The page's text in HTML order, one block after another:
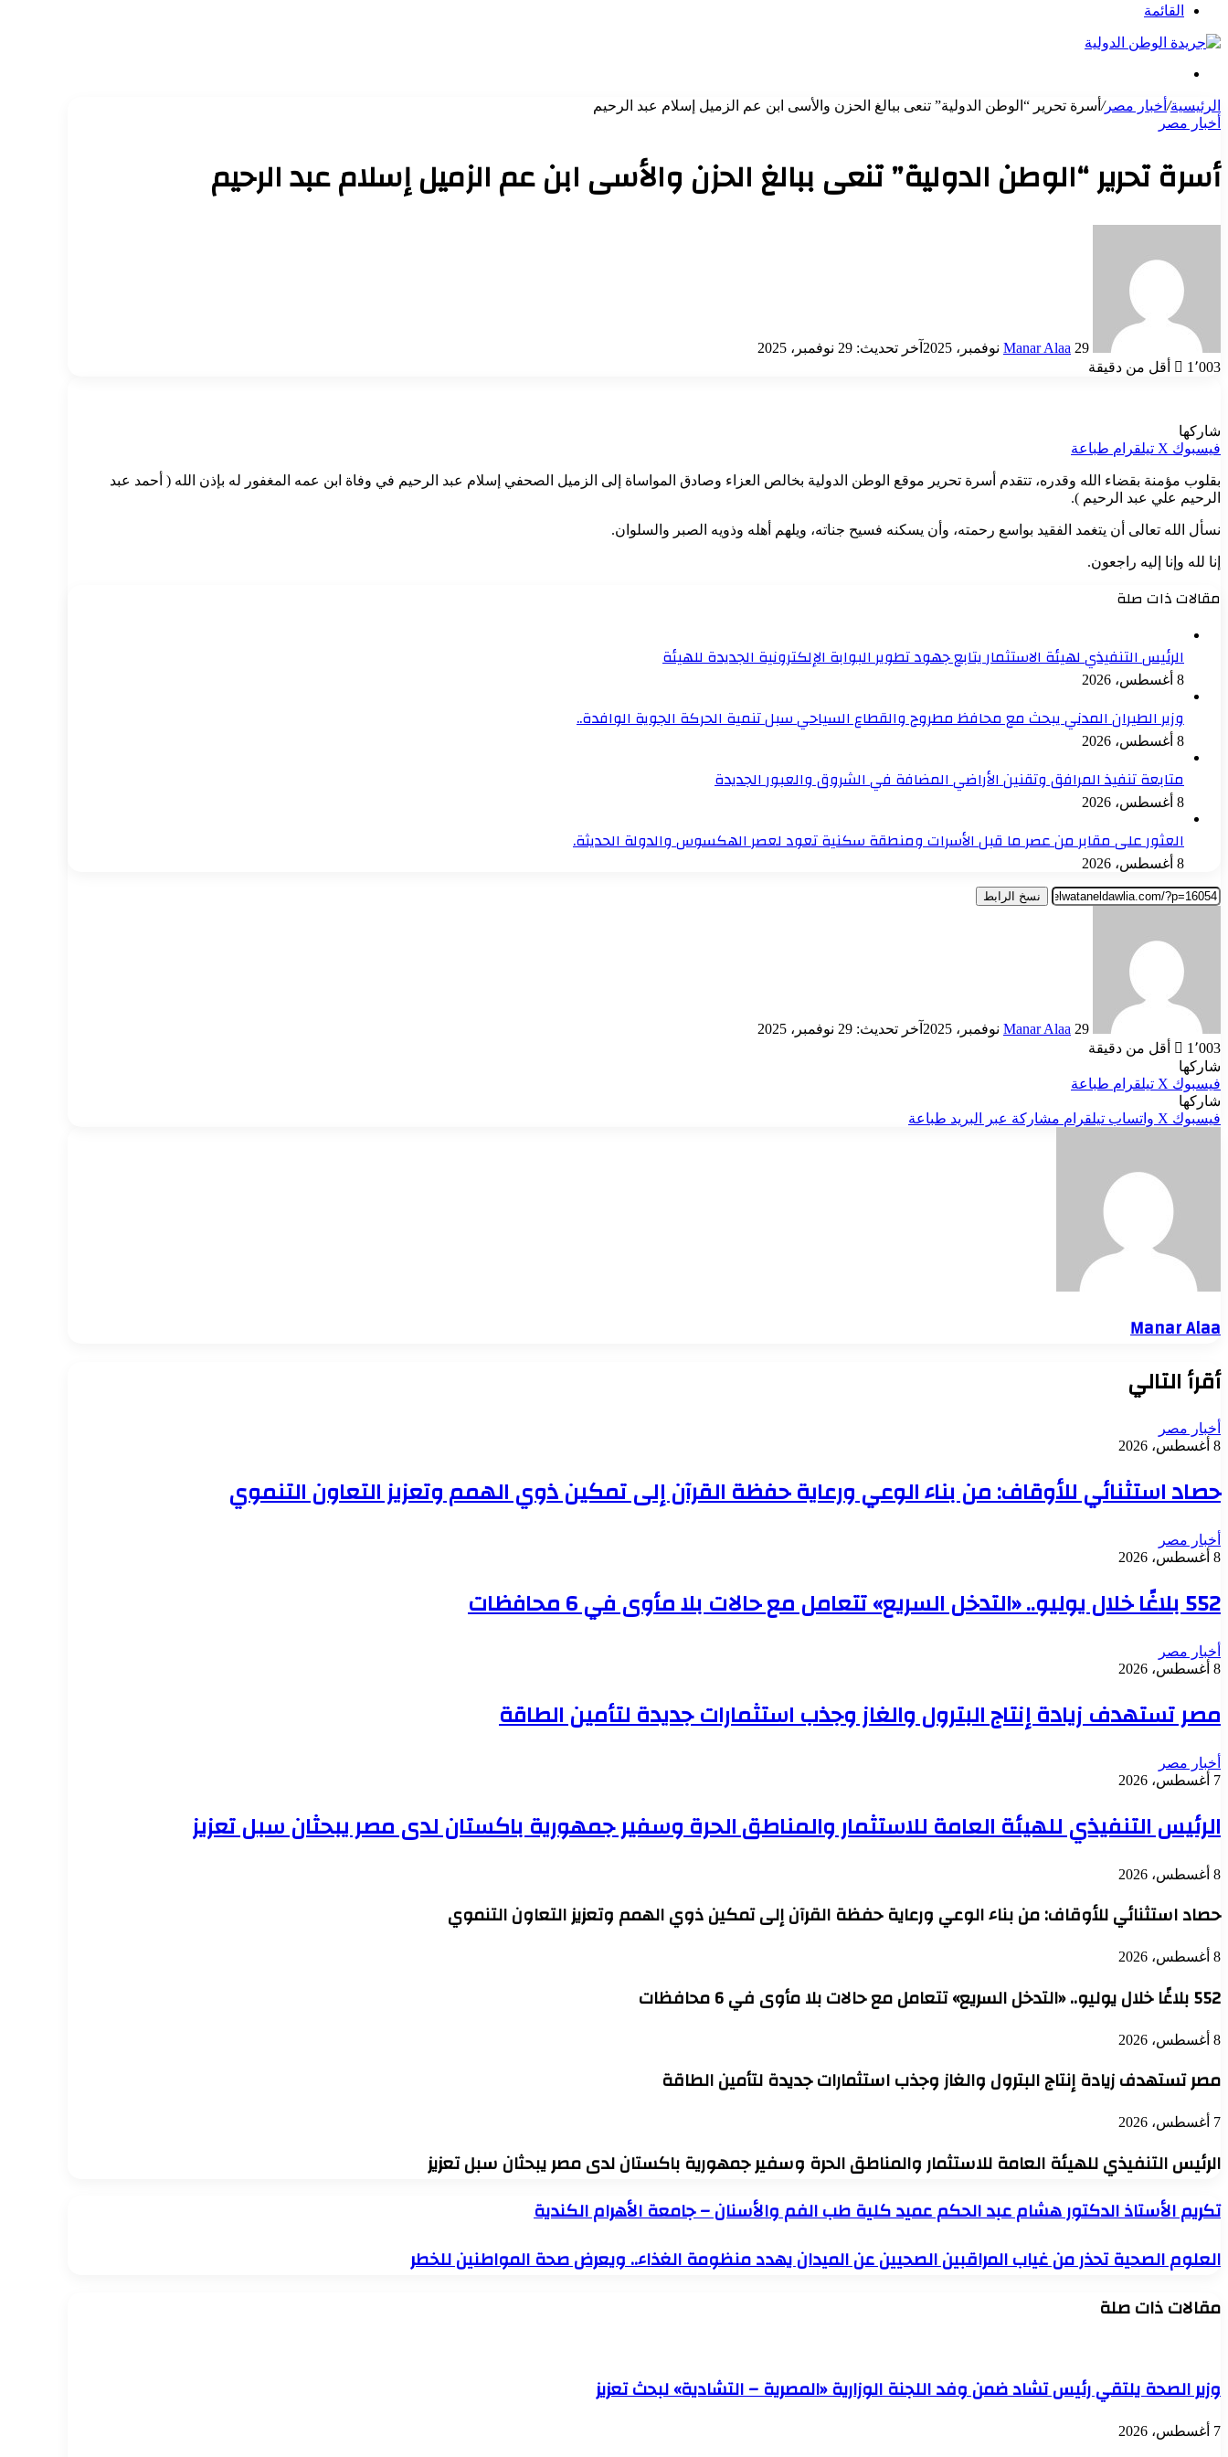
القائمة
الرئيسية/ أخبار مصر/ أسرة تحرير “الوطن الدولية” تنعى ببالغ الحزن والأسى ابن عم الزميل إسلام عبد الرحيم
أخبار مصر
أسرة تحرير “الوطن الدولية” تنعى ببالغ الحزن والأسى ابن عم الزميل إسلام عبد الرحيم
Manar Alaa 29 نوفمبر، 2025
آخر تحديث: 29 نوفمبر، 2025
1٬003
أقل من دقيقة
شاركها
فيسبوك ‫X تيلقرام طباعة
بقلوب مؤمنة بقضاء الله وقدره، تتقدم أسرة تحرير موقع الوطن الدولية بخالص العزاء وصادق المواساة إلى الزميل الصحفي إسلام عبد الرحيم في وفاة ابن عمه المغفور له بإذن الله ( أحمد عبد
الرحيم علي عبد الرحيم ).
نسأل الله تعالى أن يتغمد الفقيد بواسع رحمته، وأن يسكنه فسيح جناته، ويلهم أهله وذويه الصبر والسلوان.
إنا لله وإنا إليه راجعون.
مقالات ذات صلة
الرئيس التنفيذي لهيئة الاستثمار يتابع جهود تطوير البوابة الإلكترونية الجديدة للهيئة
8 أغسطس، 2026
وزير الطيران المدني يبحث مع محافظ مطروح والقطاع السياحي سبل تنمية الحركة الجوية الوافدة..
8 أغسطس، 2026
متابعة تنفيذ المرافق وتقنين الأراضي المضافة في الشروق والعبور الجديدة
8 أغسطس، 2026
العثور على مقابر من عصر ما قبل الأسرات ومنطقة سكنية تعود لعصر الهكسوس والدولة الحديثة.
8 أغسطس، 2026
نسخ الرابط
Manar Alaa 29 نوفمبر، 2025
آخر تحديث: 29 نوفمبر، 2025
1٬003
أقل من دقيقة
شاركها
فيسبوك ‫X تيلقرام طباعة
شاركها
فيسبوك ‫X واتساب تيلقرام مشاركة عبر البريد طباعة
Manar Alaa
أقرأ التالي
أخبار مصر
8 أغسطس، 2026
حصاد استثنائي للأوقاف: من بناء الوعي ورعاية حفظة القرآن إلى تمكين ذوي الهمم وتعزيز التعاون التنموي
أخبار مصر
8 أغسطس، 2026
552 بلاغًا خلال يوليو.. «التدخل السريع» تتعامل مع حالات بلا مأوى في 6 محافظات
أخبار مصر
8 أغسطس، 2026
مصر تستهدف زيادة إنتاج البترول والغاز وجذب استثمارات جديدة لتأمين الطاقة
أخبار مصر
7 أغسطس، 2026
الرئيس التنفيذي للهيئة العامة للاستثمار والمناطق الحرة وسفير جمهورية باكستان لدى مصر يبحثان سبل تعزيز
8 أغسطس، 2026
حصاد استثنائي للأوقاف: من بناء الوعي ورعاية حفظة القرآن إلى تمكين ذوي الهمم وتعزيز التعاون التنموي
8 أغسطس، 2026
552 بلاغًا خلال يوليو.. «التدخل السريع» تتعامل مع حالات بلا مأوى في 6 محافظات
8 أغسطس، 2026
مصر تستهدف زيادة إنتاج البترول والغاز وجذب استثمارات جديدة لتأمين الطاقة
7 أغسطس، 2026
الرئيس التنفيذي للهيئة العامة للاستثمار والمناطق الحرة وسفير جمهورية باكستان لدى مصر يبحثان سبل تعزيز
تكريم
الأستاذ
هشام
عميد
–
الأهرام
تكريم الأستاذ الدكتور هشام عبد الحكم عميد كلية طب الفم والأسنان – جامعة الأهرام الكندية
العلوم
الصحية
من
الميدان
منظومة
العلوم الصحية تحذر من غياب المراقبين الصحيين عن الميدان يهدد منظومة الغذاء.. ويعرض صحة المواطنين للخطر
مقالات ذات صلة
وزير الصحة يلتقي رئيس تشاد ضمن وفد اللجنة الوزارية «المصرية – التشادية» لبحث تعزيز
7 أغسطس، 2026